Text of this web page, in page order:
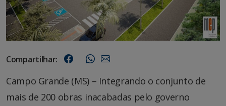
Compartilhar:
Campo Grande (MS) – Integrando o conjunto de
mais de 200 obras inacabadas pelo governo